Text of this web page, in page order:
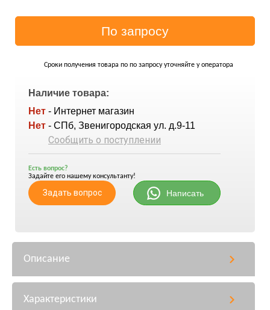
Сроки получения товара по по запросу уточняйте у оператора
Наличие товара:
Нет - Интернет магазин
Нет - СПб, Звенигородская ул. д.9-11
Сообщить о поступлении
Есть вопрос?
Задайте его нашему консультанту!
Задать вопрос Написать
Описание
Характеристики